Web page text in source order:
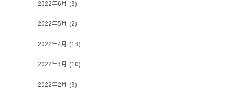
2022年6月 (8)
2022年5月 (2)
2022年4月 (13)
2022年3月 (10)
2022年2月 (8)